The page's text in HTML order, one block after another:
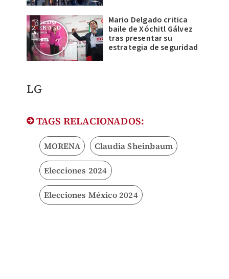
Mario Delgado critica
baile de Xóchitl Gálvez
tras presentar su
estrategia de seguridad
LG
TAGS RELACIONADOS:
MORENA Claudia Sheinbaum
Elecciones 2024
Elecciones México 2024